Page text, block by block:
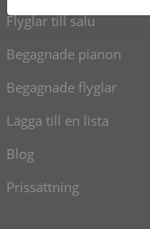
Flyglar till salu
Begagnade pianon
Begagnade flyglar
Lägga till en lista
Blog
Prissättning